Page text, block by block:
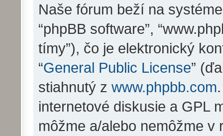
Naše fórum beží na systéme
“phpBB software”,
tímy”), čo je elektronický
“General Public License”
stiahnutý z www.phpbb.com
internetové diskusie a GPL
môžme a/alebo nemôžme v